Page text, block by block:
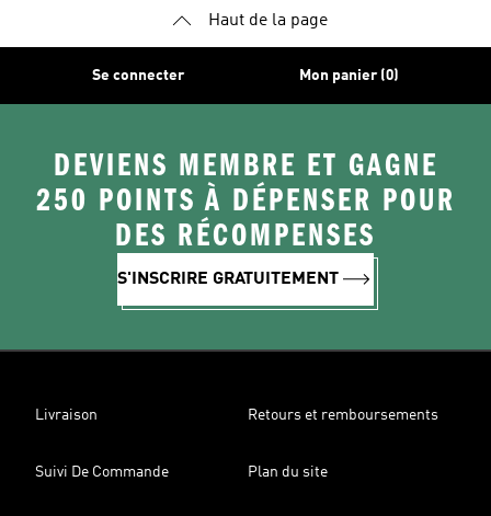
Haut de la page
Se connecter Mon panier (0)
DEVIENS MEMBRE ET GAGNE
250 POINTS À DÉPENSER POUR
DES RÉCOMPENSES
S'INSCRIRE GRATUITEMENT
Livraison Retours et remboursements
Suivi De Commande Plan du site